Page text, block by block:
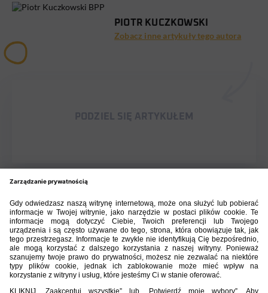
PIOTR KUCZKOWSKI
Zobacz inne artykuły tego autora
PODZIEL SIĘ ARTYKUŁEM
ŁACZY NAS PIŁKA
ROZGRYWKI
PZPN